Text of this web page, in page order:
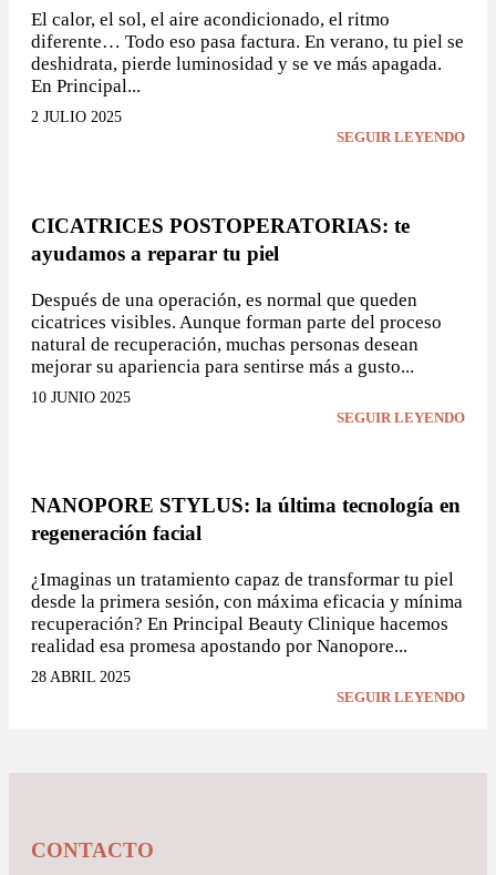
El calor, el sol, el aire acondicionado, el ritmo
diferente… Todo eso pasa factura. En verano, tu piel se
deshidrata, pierde luminosidad y se ve más apagada.
En Principal...
2 JULIO 2025
SEGUIR LEYENDO
CICATRICES POSTOPERATORIAS: te
ayudamos a reparar tu piel
Después de una operación, es normal que queden
cicatrices visibles. Aunque forman parte del proceso
natural de recuperación, muchas personas desean
mejorar su apariencia para sentirse más a gusto...
10 JUNIO 2025
SEGUIR LEYENDO
NANOPORE STYLUS: la última tecnología en
regeneración facial
¿Imaginas un tratamiento capaz de transformar tu piel
desde la primera sesión, con máxima eficacia y mínima
recuperación? En Principal Beauty Clinique hacemos
realidad esa promesa apostando por Nanopore...
28 ABRIL 2025
SEGUIR LEYENDO
CONTACTO